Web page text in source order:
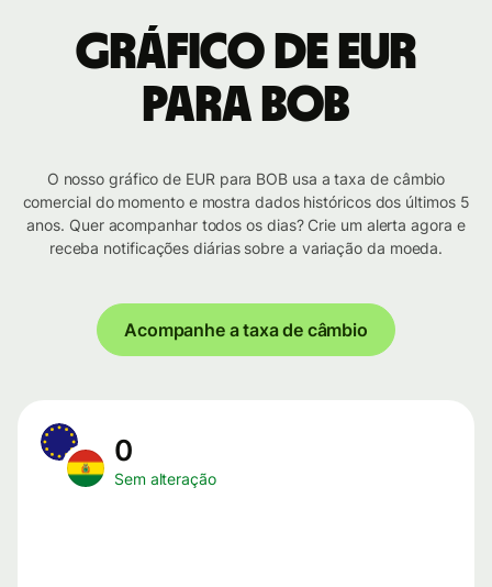
Gráfico de EUR
para BOB
O nosso gráfico de EUR para BOB usa a taxa de câmbio
comercial do momento e mostra dados históricos dos últimos 5
anos. Quer acompanhar todos os dias? Crie um alerta agora e
receba notificações diárias sobre a variação da moeda.
Acompanhe a taxa de câmbio
0
Sem alteração